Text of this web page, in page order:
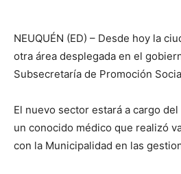
NEUQUÉN (ED) – Desde hoy la
otra área desplegada en el
Subsecretaría de Promoción
El nuevo sector estará a cargo
un conocido médico que realizó
con la Municipalidad en las